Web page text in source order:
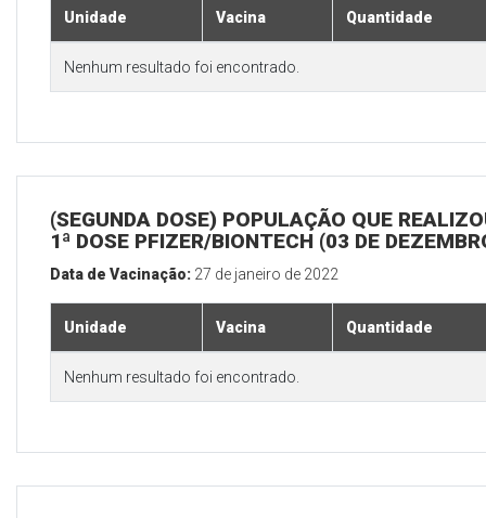
Unidade Vacina Quantidade
Nenhum resultado foi encontrado.
(SEGUNDA DOSE) POPULAÇÃO QUE
1ª DOSE PFIZER/BIONTECH (03 DE
Data de Vacinação: 27 de janeiro de 2022
Unidade Vacina Quantidade
Nenhum resultado foi encontrado.